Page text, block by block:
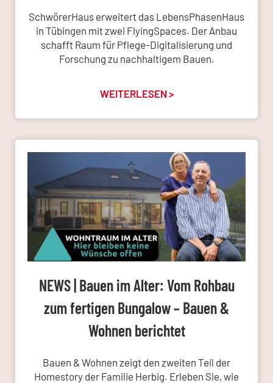
SchwörerHaus erweitert das LebensPhasenHaus
in Tübingen mit zwei FlyingSpaces. Der Anbau
schafft Raum für Pflege-Digitalisierung und
Forschung zu nachhaltigem Bauen.
WEITERLESEN >
NEWS | Bauen im Alter: Vom Rohbau
zum fertigen Bungalow – Bauen &
Wohnen berichtet
Bauen & Wohnen zeigt den zweiten Teil der
Homestory der Familie Herbig. Erleben Sie, wie